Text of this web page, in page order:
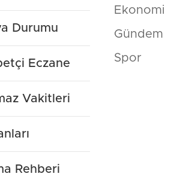
Durumu
Eczane
Vakitleri
Rehberi
Ekonomi
Gündem
Spor